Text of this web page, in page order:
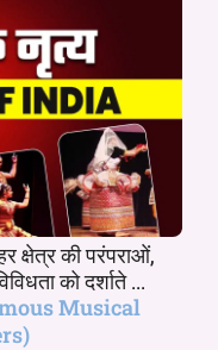
की परंपराओं,
को दर्शाते ...
Musical